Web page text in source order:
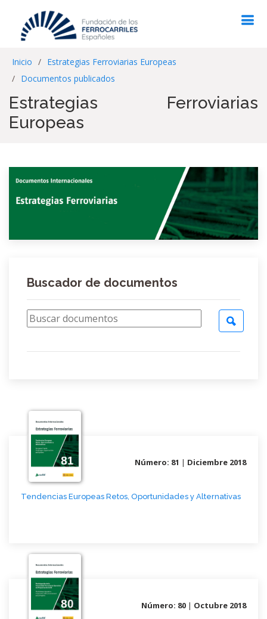
Inicio
Estrategias Ferroviarias Europeas
Documentos publicados
Estrategias Ferroviarias
Europeas
Buscador de documentos
Número: 81 | Diciembre 2018
Tendencias Europeas Retos, Oportunidades y Alternativas
Número: 80 | Octubre 2018